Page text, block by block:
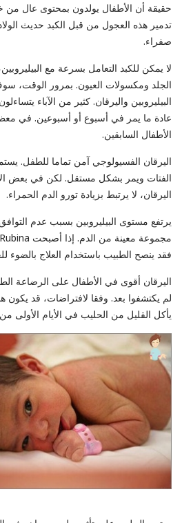
حقيقة أن الأطفال يولدون بمحتوى عال من
تدمير هذه العجول من قبل الكبد حديث
صفراء.
لا يمكن للكبد التعامل بسرعة مع
الجلد ومكسولات العيون. بمرور الوقت،
البيليروبين واليرقان. كثير من الآباء
عادة ما يمر في أسبوع أو أسبوعين. في
الأطفال السابقين.
اليرقان الفسيولوجي آمن تماما للطفل.
الفتات ويمر بشكل مستقل. لكن في بعض
اليرقان، لا يرتبط بزيادة تورو الدم الحمراء.
يرتفع مستوى البيليروبين بسبب عدم
فقد ينصح الطبيب باستخدام العلاج بالضوء
اليرقان أقوى في الأطفال على الرضاعة
لم يكتشفوا بعد. وفقا لافتراضات، قد
يأكل القليل من الحليب في الأيام الأولى